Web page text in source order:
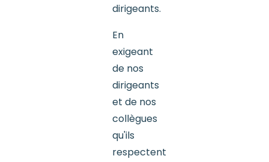
dirigeants.
En
exigeant
de nos
dirigeants
et de nos
collègues
qu'ils
respectent